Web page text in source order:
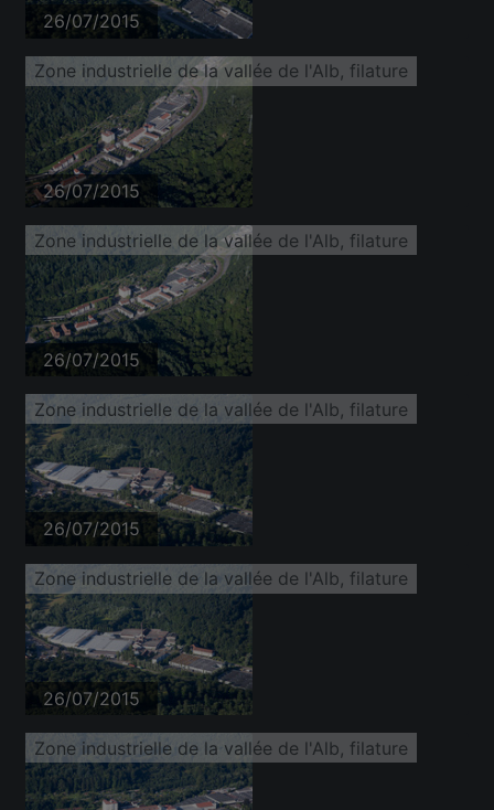
26/07/2015
Zone industrielle de la vallée de l'Alb, filature
26/07/2015
Zone industrielle de la vallée de l'Alb, filature
26/07/2015
Zone industrielle de la vallée de l'Alb, filature
26/07/2015
Zone industrielle de la vallée de l'Alb, filature
26/07/2015
Zone industrielle de la vallée de l'Alb, filature